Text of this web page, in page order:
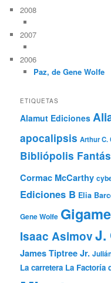
2008
2007
2006
Paz, de Gene Wolfe
ETIQUETAS
Alamut Ediciones
apocalipsis Arthur C.
Bibliópolis
Cormac McCarthy
Ediciones B Elia
Gene Wolfe
Isaac AsimovJ.
James Tiptree Jr.
La carretera La Factoría